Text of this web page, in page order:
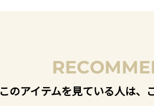
このアイテムを見ている人は、